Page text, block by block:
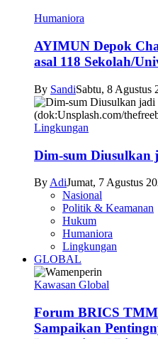
Humaniora
AYIMUN Depok
asal 118 Sekolah/
By SandiSabtu, 8 Agustus
Lingkungan
Dim-sum Diusulkan
By AdiJumat, 7 Agustus
Nasional
Politik & Keamanan
Hukum
Humaniora
Lingkungan
GLOBAL
Kawasan Global
Forum BRICS
Sampaikan